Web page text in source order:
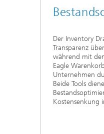
Der Inventory
Transparenz
während mit
Eagle
Unternehmen
Beide Tools
Kostensenkung